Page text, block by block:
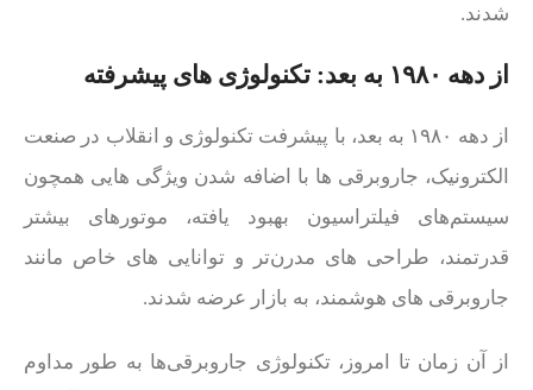
شدند.
از دهه ۱۹۸۰ به بعد: تکنولوژی‌ های پیشرفته
از دهه ۱۹۸۰ به بعد، با پیشرفت تکنولوژی و انقلاب در صنعت
الکترونیک، جاروبرقی‌ ها با اضافه شدن ویژگی‌ هایی همچون
سیستم‌های فیلتراسیون بهبود یافته، موتورهای بیشتر
قدرتمند، طراحی‌ های مدرن‌تر و توانایی‌ های خاص مانند
جاروبرقی‌ های هوشمند، به بازار عرضه شدند.
از آن زمان تا امروز، تکنولوژی جاروبرقی‌ها به طور مداوم